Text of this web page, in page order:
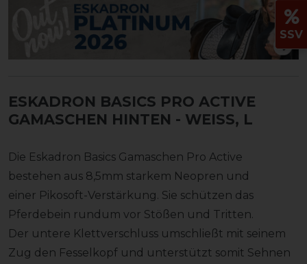
ESKADRON BASICS PRO ACTIVE
GAMASCHEN HINTEN - WEISS, L
Die Eskadron Basics Gamaschen Pro Active
bestehen aus 8,5mm starkem Neopren und
einer Pikosoft-Verstärkung. Sie schützen das
Pferdebein rundum vor Stößen und Tritten.
Der untere Klettverschluss umschließt mit seinem
Zug den Fesselkopf und unterstützt somit Sehnen
SSV